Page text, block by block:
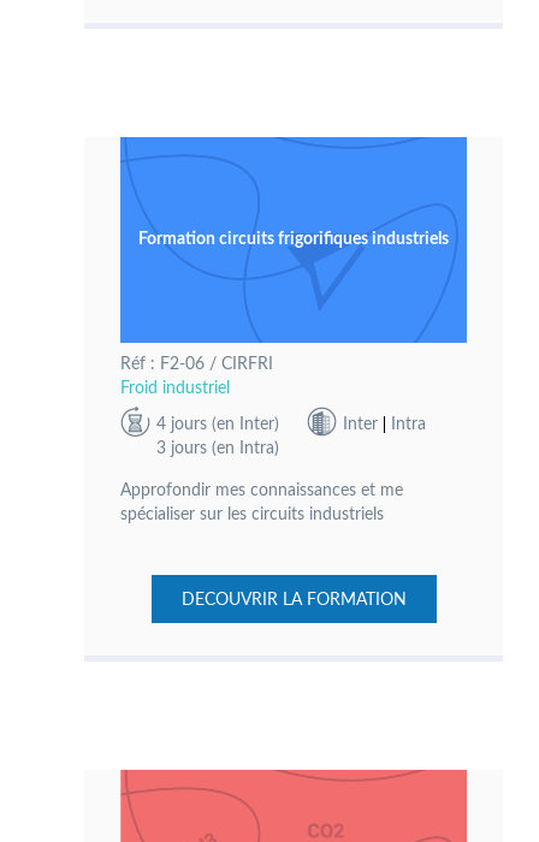
Formation circuits frigorifiques industriels
Réf : F2-06 / CIRFRI
Froid industriel
4 jours (en Inter)
3 jours (en Intra)
Inter Intra
Approfondir mes connaissances et me
spécialiser sur les circuits industriels
DECOUVRIR LA FORMATION